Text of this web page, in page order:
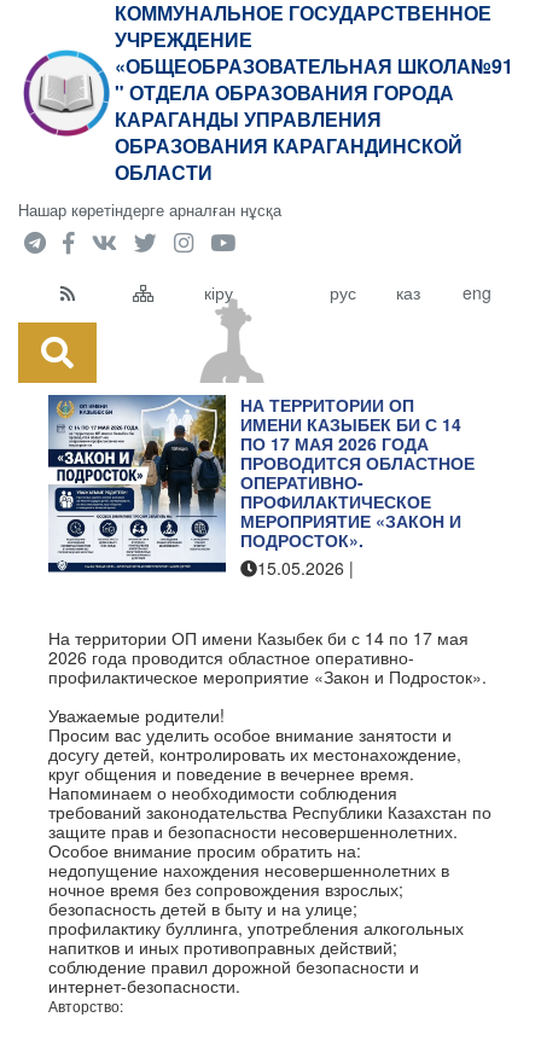
КОММУНАЛЬНОЕ ГОСУДАРСТВЕННОЕ
УЧРЕЖДЕНИЕ
«ОБЩЕОБРАЗОВАТЕЛЬНАЯ ШКОЛА№91
" ОТДЕЛА ОБРАЗОВАНИЯ ГОРОДА
КАРАГАНДЫ УПРАВЛЕНИЯ
ОБРАЗОВАНИЯ КАРАГАНДИНСКОЙ
ОБЛАСТИ
Нашар көретіндерге арналған нұсқа
кіру рус каз eng
НА ТЕРРИТОРИИ ОП
ИМЕНИ КАЗЫБЕК БИ С 14
ПО 17 МАЯ 2026 ГОДА
ПРОВОДИТСЯ ОБЛАСТНОЕ
ОПЕРАТИВНО-
ПРОФИЛАКТИЧЕСКОЕ
МЕРОПРИЯТИЕ «ЗАКОН И
ПОДРОСТОК».
15.05.2026 |
На территории ОП имени Казыбек би с 14 по 17 мая
2026 года проводится областное оперативно-
профилактическое мероприятие «Закон и Подросток».
Уважаемые родители!
Просим вас уделить особое внимание занятости и
досугу детей, контролировать их местонахождение,
круг общения и поведение в вечернее время.
Напоминаем о необходимости соблюдения
требований законодательства Республики Казахстан по
защите прав и безопасности несовершеннолетних.
Особое внимание просим обратить на:
недопущение нахождения несовершеннолетних в
ночное время без сопровождения взрослых;
безопасность детей в быту и на улице;
профилактику буллинга, употребления алкогольных
напитков и иных противоправных действий;
соблюдение правил дорожной безопасности и
интернет-безопасности.
Авторство: